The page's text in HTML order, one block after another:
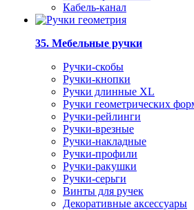
Кабель-канал
35. Мебельные ручки
Ручки-скобы
Ручки-кнопки
Ручки длинные XL
Ручки геометрических
Ручки-рейлинги
Ручки-врезные
Ручки-накладные
Ручки-профили
Ручки-ракушки
Ручки-серьги
Винты для ручек
Декоративные аксессуары